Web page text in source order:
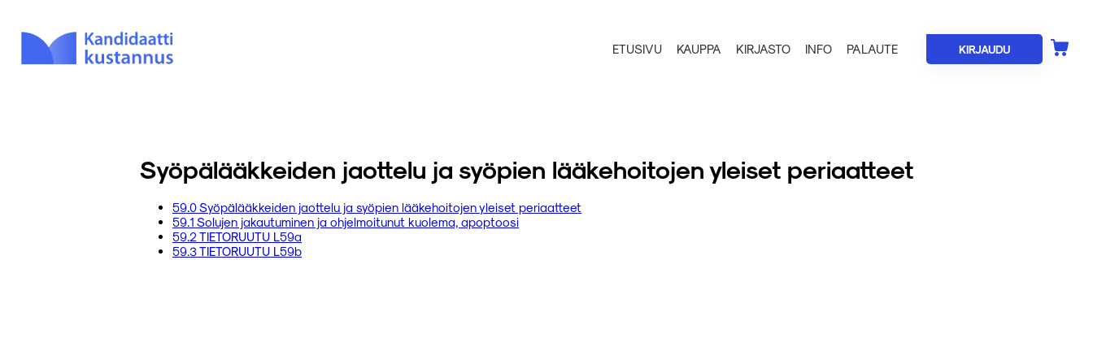
ETUSIVU KAUPPA KIRJASTO INFO PALAUTE KIRJAUDU
Syöpälääkkeiden jaottelu ja syöpien lääkehoitojen yleiset periaatteet
59.0 Syöpälääkkeiden jaottelu ja syöpien lääkehoitojen yleiset periaatteet
59.1 Solujen jakautuminen ja ohjelmoitunut kuolema, apoptoosi
59.2 TIETORUUTU L59a
59.3 TIETORUUTU L59b